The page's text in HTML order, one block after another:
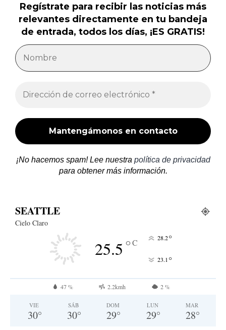
Regístrate para recibir las noticias más
relevantes directamente en tu bandeja
de entrada, todos los días, ¡ES GRATIS!
¡No hacemos spam! Lee nuestra política de privacidad
para obtener más información.
SEATTLE
Cielo Claro
25.5°C 28.2°
23.1°
47 % 2.2kmh 2 %
VIE
30°
SÁB
30°
DOM
29°
LUN
29°
MAR
28°